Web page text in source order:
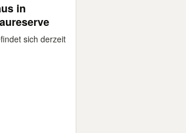
in
sich derzeit